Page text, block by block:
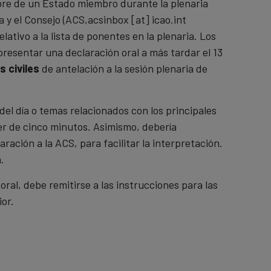
de un Estado miembro durante la plenaria
el Consejo (ACS,acsinbox [at] icao.int
a la lista de ponentes en la plenaria. Los
una declaración oral a más tardar el 13
civiles de antelación a la sesión plenaria de
día o temas relacionados con los principales
de cinco minutos. Asimismo, debería
a la ACS, para facilitar la interpretación.
debe remitirse a las instrucciones para las